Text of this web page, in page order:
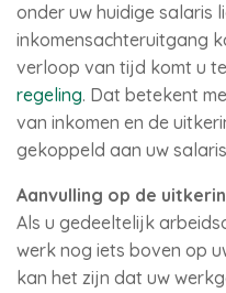
onder uw huidige salaris
inkomensachteruitgang
verloop van tijd komt u
regeling. Dat betekent
van inkomen en de
gekoppeld aan uw
Aanvulling op de
Als u gedeeltelijk
werk nog iets boven op
kan het zijn dat uw